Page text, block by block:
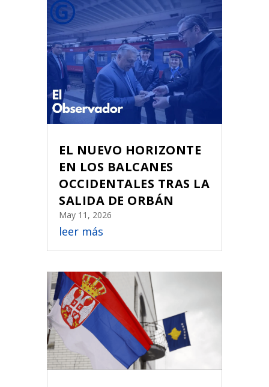
EL NUEVO HORIZONTE
EN LOS BALCANES
OCCIDENTALES TRAS LA
SALIDA DE ORBÁN
May 11, 2026
leer más